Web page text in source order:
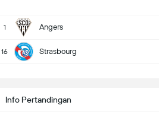
1 Angers
16 Strasbourg
Info Pertandingan